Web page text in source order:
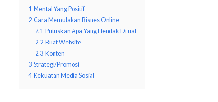
1 Mental Yang Positif
2 Cara Memulakan Bisnes Online
2.1 Putuskan Apa Yang Hendak Dijual
2.2 Buat Website
2.3 Konten
3 Strategi/Promosi
4 Kekuatan Media Sosial